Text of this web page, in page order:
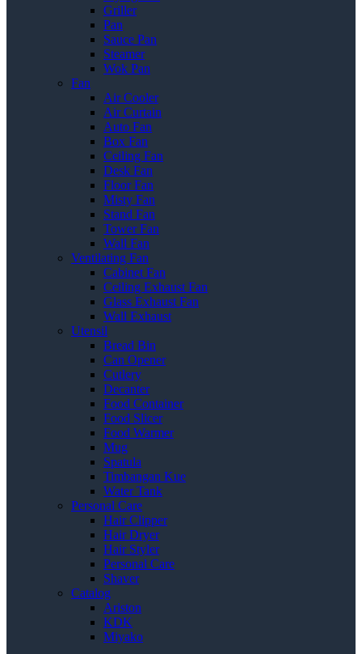
Griller
Pan
Sauce Pan
Steamer
Wok Pan
Fan
Air Cooler
Air Curtain
Auto Fan
Box Fan
Ceiling Fan
Desk Fan
Floor Fan
Misty Fan
Stand Fan
Tower Fan
Wall Fan
Ventilating Fan
Cabinet Fan
Ceiling Exhaust Fan
Glass Exhaust Fan
Wall Exhaust
Utensil
Bread Bin
Can Opener
Cutlery
Decanter
Food Container
Food Slicer
Food Warmer
Mug
Spatula
Timbangan Kue
Water Tank
Personal Care
Hair Clipper
Hair Dryer
Hair Styler
Personal Care
Shaver
Catalog
Ariston
KDK
Miyako